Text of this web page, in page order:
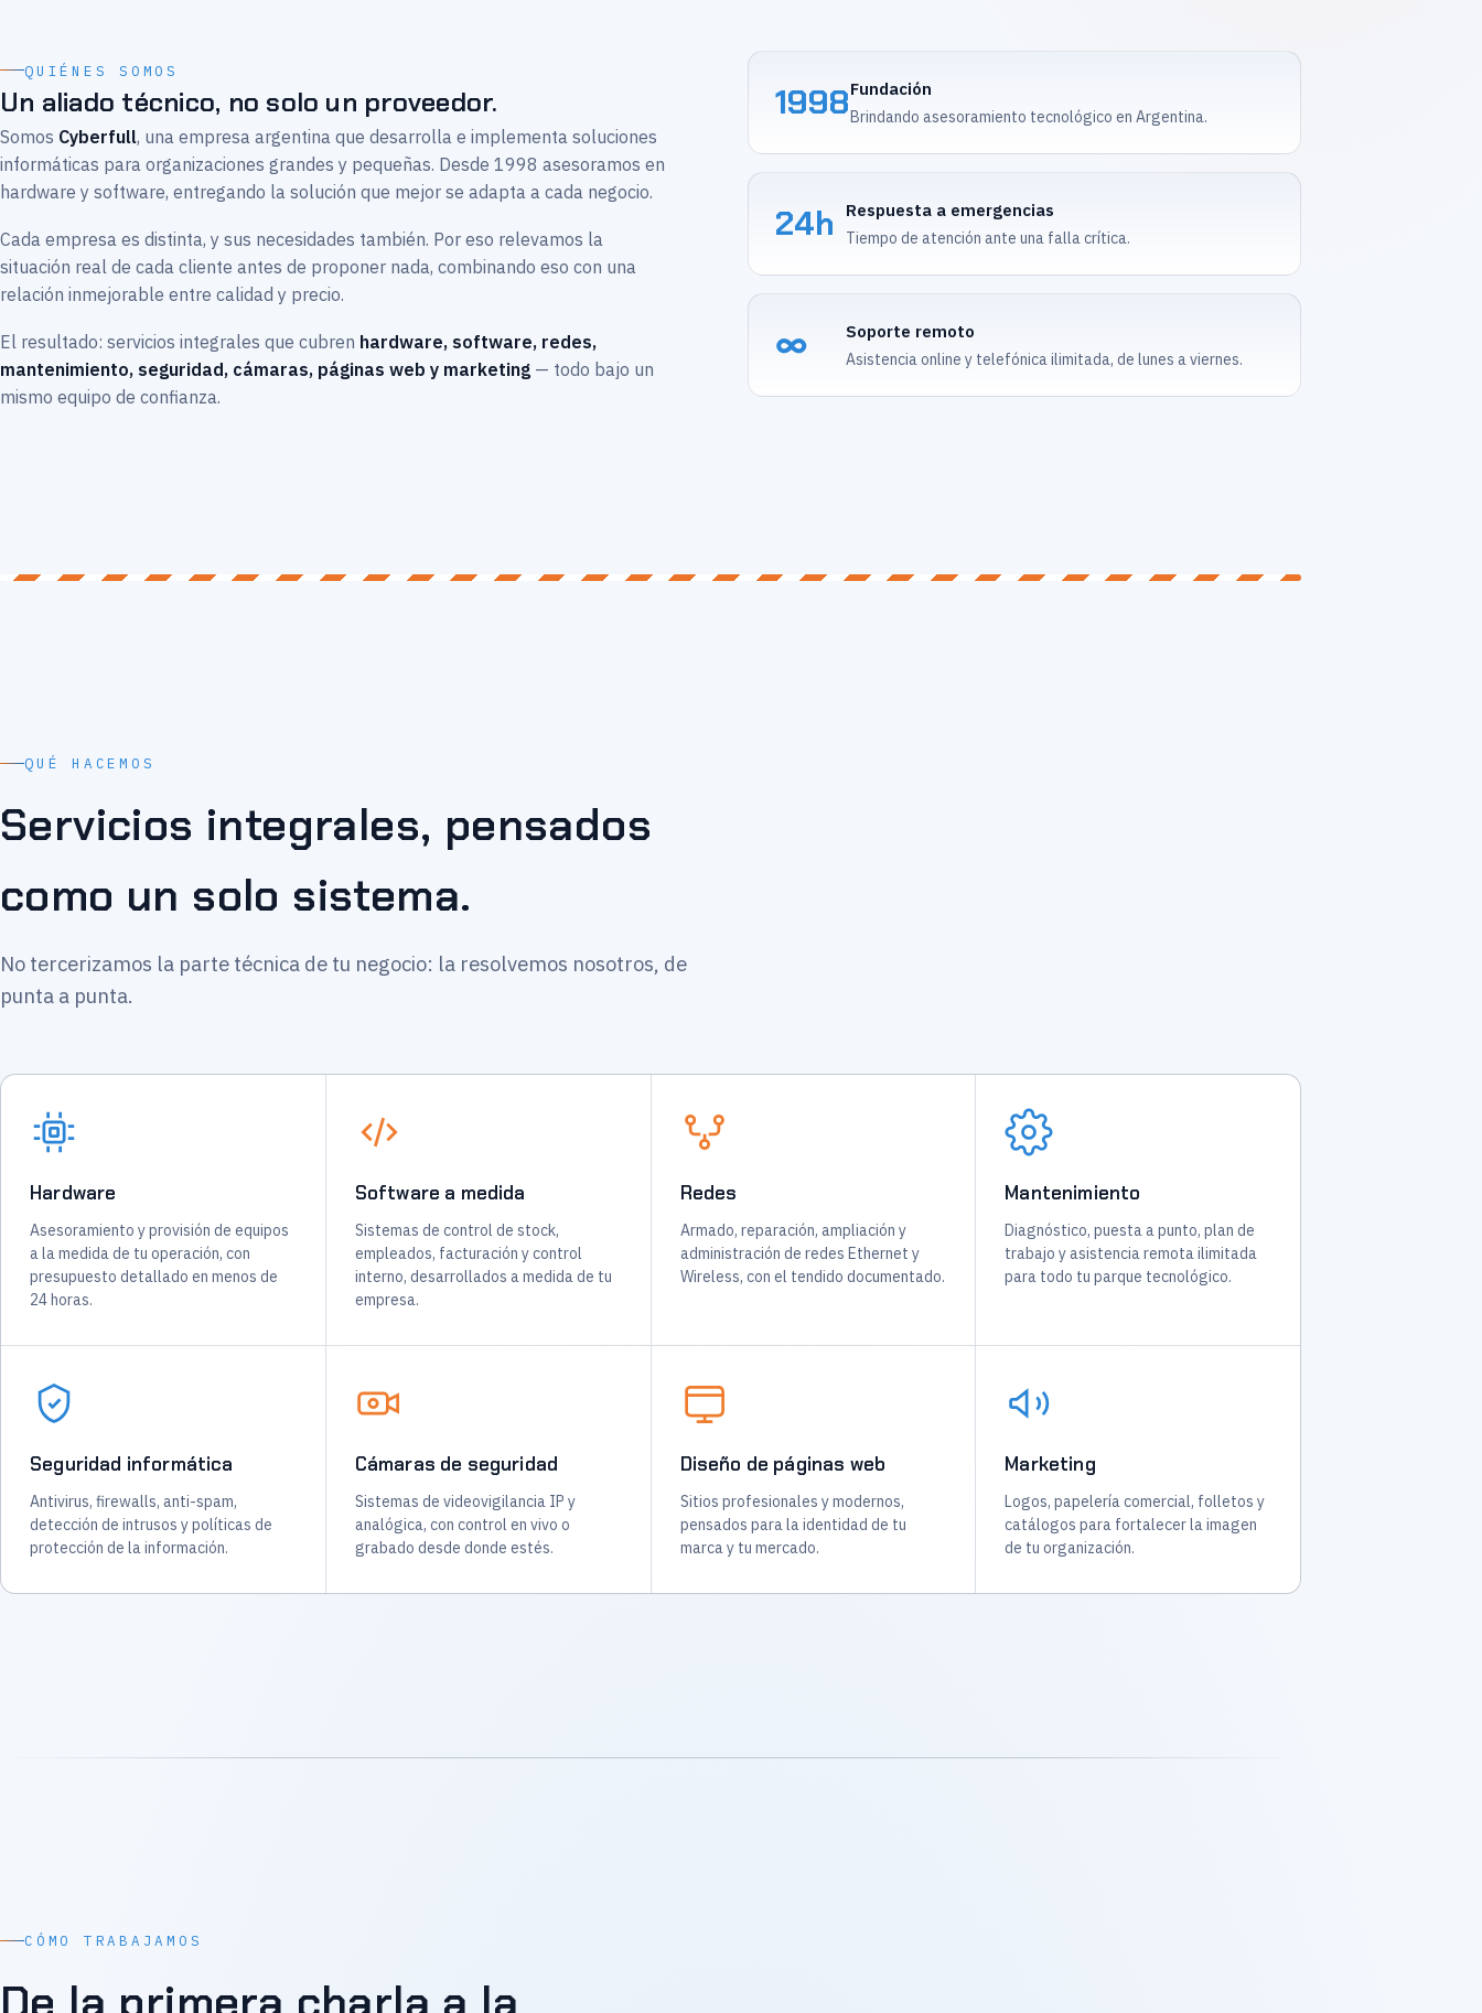
QUIÉNES SOMOS
Un aliado técnico, no solo un proveedor.
Somos Cyberfull, una empresa argentina que desarrolla e implementa soluciones
informáticas para organizaciones grandes y pequeñas. Desde 1998 asesoramos en
hardware y software, entregando la solución que mejor se adapta a cada negocio.
Cada empresa es distinta, y sus necesidades también. Por eso relevamos la
situación real de cada cliente antes de proponer nada, combinando eso con una
relación inmejorable entre calidad y precio.
El resultado: servicios integrales que cubren hardware, software, redes,
mantenimiento, seguridad, cámaras, páginas web y marketing — todo bajo un
mismo equipo de confianza.
1998Fundación
Brindando asesoramiento tecnológico en Argentina.
24h Respuesta a emergencias
Tiempo de atención ante una falla crítica.
∞ Soporte remoto
Asistencia online y telefónica ilimitada, de lunes a viernes.
QUÉ HACEMOS
Servicios integrales, pensados
como un solo sistema.
No tercerizamos la parte técnica de tu negocio: la resolvemos nosotros, de
punta a punta.
Hardware
Asesoramiento y provisión de equipos
a la medida de tu operación, con
presupuesto detallado en menos de
24 horas.
Software a medida
Sistemas de control de stock,
empleados, facturación y control
interno, desarrollados a medida de tu
empresa.
Redes
Armado, reparación, ampliación y
administración de redes Ethernet y
Wireless, con el tendido documentado.
Mantenimiento
Diagnóstico, puesta a punto, plan de
trabajo y asistencia remota ilimitada
para todo tu parque tecnológico.
Seguridad informática
Antivirus, firewalls, anti-spam,
detección de intrusos y políticas de
protección de la información.
Cámaras de seguridad
Sistemas de videovigilancia IP y
analógica, con control en vivo o
grabado desde donde estés.
Diseño de páginas web
Sitios profesionales y modernos,
pensados para la identidad de tu
marca y tu mercado.
Marketing
Logos, papelería comercial, folletos y
catálogos para fortalecer la imagen
de tu organización.
CÓMO TRABAJAMOS